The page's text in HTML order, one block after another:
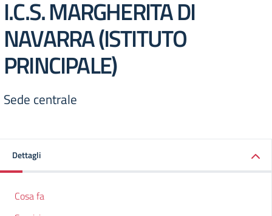
I.C.S. MARGHERITA DI
NAVARRA (ISTITUTO
PRINCIPALE)
Sede centrale
Dettagli
Cosa fa